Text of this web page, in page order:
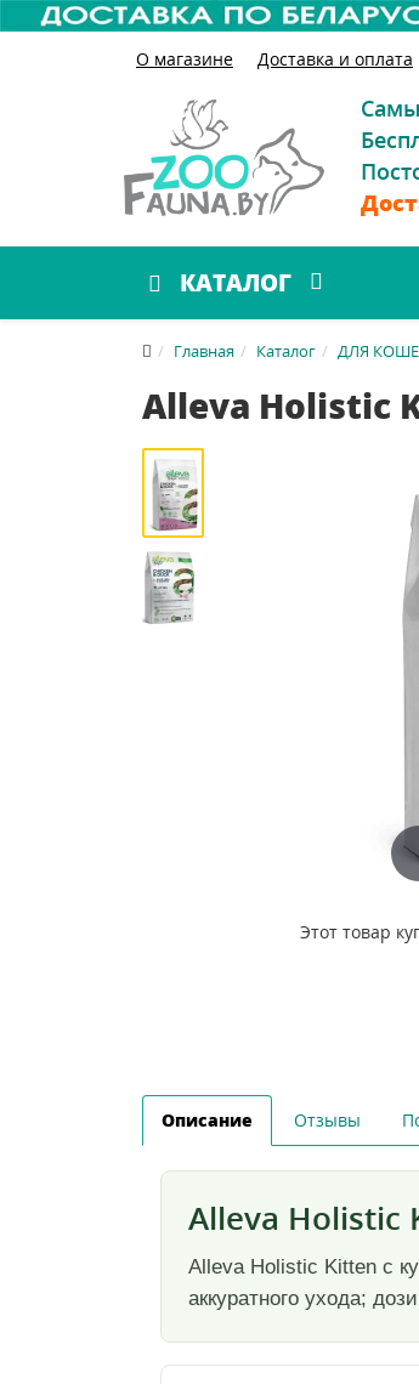
О магазине Доставка и оплата
КАТАЛОГ
Главная Каталог ДЛЯ
Alleva Holistic
Этот товар
Описание Отзывы
Alleva Holistic
Alleva Holistic Kitten с
аккуратного ухода;